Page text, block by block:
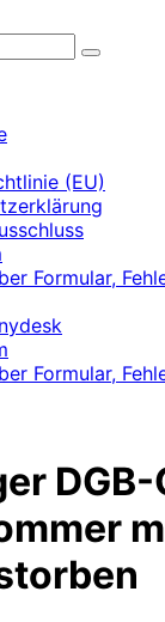
mit Dialyse
(EU)
Formular,
Formular,